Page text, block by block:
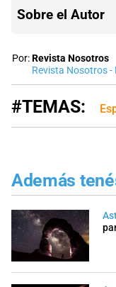
Sobre el Autor
Por:Revista Nosotros
Revista Nosotros -
#TEMAS:
Además